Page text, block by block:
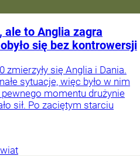
ale to Anglia zagra
się bez kontrowersji
zmierzyły się Anglia i Dania.
sytuacje, więc było w nim
momentu drużynie
sił. Po zaciętym starciu